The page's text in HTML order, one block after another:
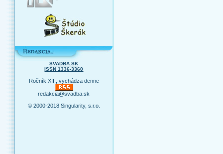
SVADBA.SK
ISSN 1336-3360
Ročník XII., vychádza denne
redakcia@svadba.sk
© 2000-2018 Singularity, s.r.o.